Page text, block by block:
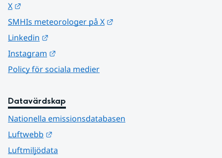
X
SMHIs meteorologer på X
Linkedin
Instagram
Policy för sociala medier
Datavärdskap
Nationella emissionsdatabasen
Luftwebb
Luftmiljödata